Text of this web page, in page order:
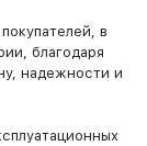
в
благодаря
надежности и